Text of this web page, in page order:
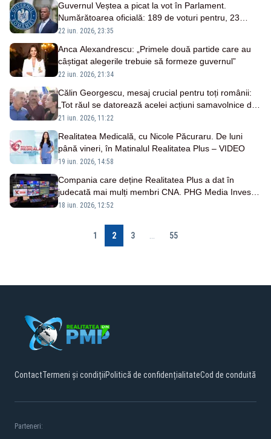
Guvernul Veștea a picat la vot în Parlament.
Numărătoarea oficială: 189 de voturi pentru, 23
împotrivă
22 iun. 2026, 23:35
Anca Alexandrescu: „Primele două partide care au
câștigat alegerile trebuie să formeze guvernul”
22 iun. 2026, 21:34
Călin Georgescu, mesaj crucial pentru toți românii:
„Tot răul se datorează acelei acțiuni samavolnice din
6 decembrie” - VIDEO
21 iun. 2026, 11:22
Realitatea Medicală, cu Nicole Păcuraru. De luni
până vineri, în Matinalul Realitatea Plus – VIDEO
19 iun. 2026, 14:58
Compania care deține Realitatea Plus a dat în
judecată mai mulți membri CNA. PHG Media Invest
cere sechestru pe averea lor
18 iun. 2026, 12:52
1 2 3 55
ContactTermeni și condițiiPolitică de confidențialitateCod de conduită
Parteneri: